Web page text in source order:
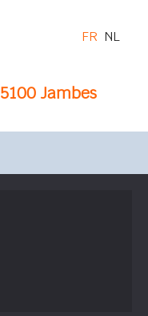
5100 Jambes
FR NL